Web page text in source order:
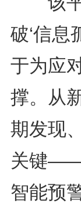
破‘信息
于为应
撑。从
期发现
关键——
智能预